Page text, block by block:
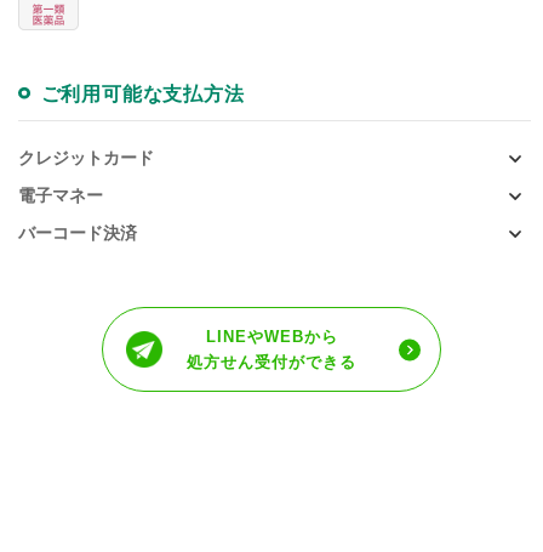
ご利用可能な支払方法
クレジットカード
電子マネー
バーコード決済
LINEやWEBから
処方せん受付ができる